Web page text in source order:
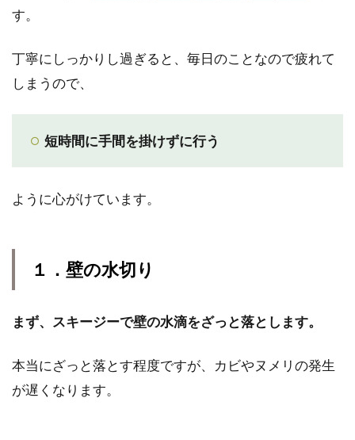
す。
丁寧にしっかりし過ぎると、毎日のことなので疲れて
しまうので、
短時間に手間を掛けずに行う
ように心がけています。
１．壁の水切り
まず、スキージーで壁の水滴をざっと落とします。
本当にざっと落とす程度ですが、カビやヌメリの発生
が遅くなります。